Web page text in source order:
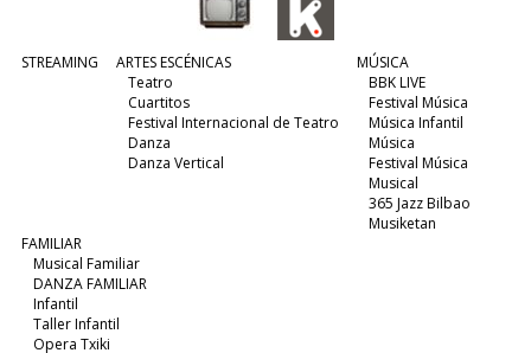
STREAMING
ARTES ESCÉNICAS
Teatro
Cuartitos
Festival Internacional de Teatro
Danza
Danza Vertical
MÚSICA
BBK LIVE
Festival Música
Música Infantil
Música
Festival Música
Musical
365 Jazz Bilbao
Musiketan
FAMILIAR
Musical Familiar
DANZA FAMILIAR
Infantil
Taller Infantil
Opera Txiki